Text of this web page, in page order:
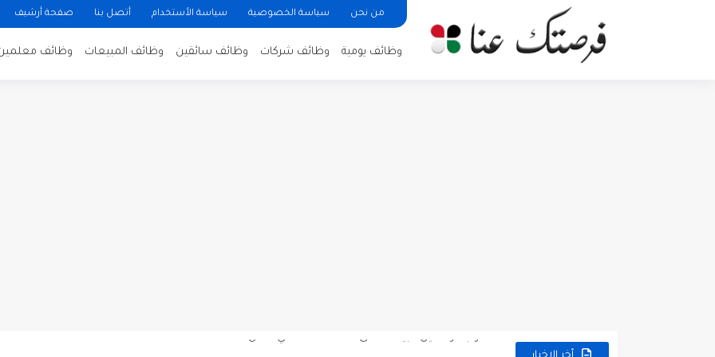
من نحن سياسة الخصوصية سياسة الأستخدام أتصل بنا صفحة أرشيف
وظائف يومية وظائف شركات وظائف سائقين وظائف المبيعات وظائف